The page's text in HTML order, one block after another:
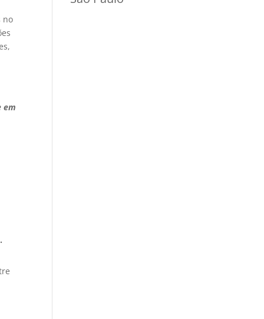
no
em